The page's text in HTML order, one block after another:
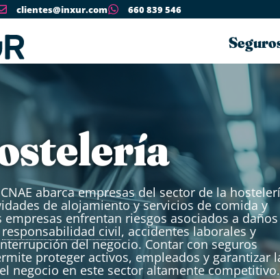
clientes@inxur.com 660 839 546
abarca empresas del sector de la
de alojamiento y servicios de comida y
empresas enfrentan riesgos asociados a
responsabilidad civil, accidentes laborales y
del negocio. Contar con seguros
proteger activos, empleados y garantizar
negocio en este sector altamente competitivo.